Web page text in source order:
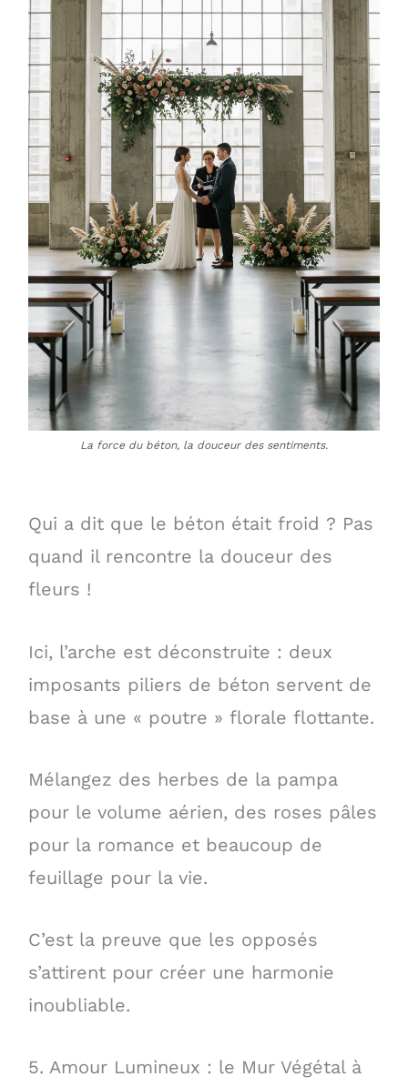
La force du béton, la douceur des sentiments.
Qui a dit que le béton était froid ? Pas
quand il rencontre la douceur des
fleurs !
Ici, l’arche est déconstruite : deux
imposants piliers de béton servent de
base à une « poutre » florale flottante.
Mélangez des herbes de la pampa
pour le volume aérien, des roses pâles
pour la romance et beaucoup de
feuillage pour la vie.
C’est la preuve que les opposés
s’attirent pour créer une harmonie
inoubliable.
5. Amour Lumineux : le Mur Végétal à